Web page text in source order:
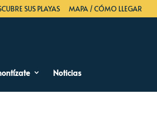
SUS PLAYAS MAPA / CÓMO LLEGAR
Noticias